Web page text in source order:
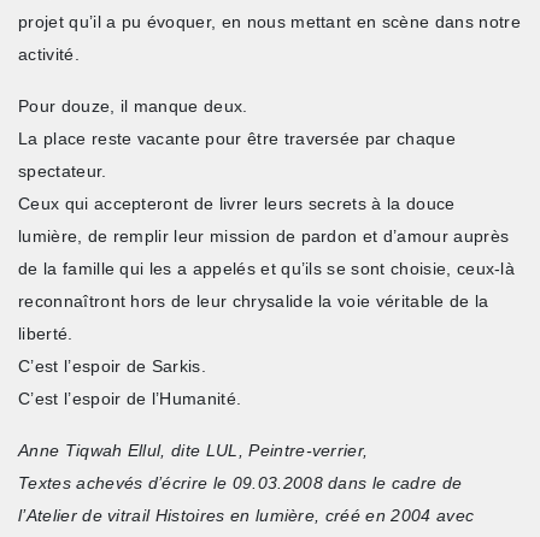
projet qu’il a pu évoquer, en nous mettant en scène dans notre
activité.
Pour douze, il manque deux.
La place reste vacante pour être traversée par chaque
spectateur.
Ceux qui accepteront de livrer leurs secrets à la douce
lumière, de remplir leur mission de pardon et d’amour auprès
de la famille qui les a appelés et qu’ils se sont choisie, ceux-là
reconnaîtront hors de leur chrysalide la voie véritable de la
liberté.
C’est l’espoir de Sarkis.
C’est l’espoir de l’Humanité.
Anne Tiqwah Ellul, dite LUL, Peintre-verrier,
Textes achevés d’écrire le 09.03.2008 dans le cadre de
l’Atelier de vitrail Histoires en lumière, créé en 2004 avec